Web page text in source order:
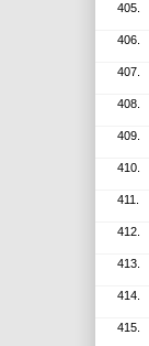
405.
406.
407.
408.
409.
410.
411.
412.
413.
414.
415.